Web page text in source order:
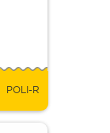
POLI-R